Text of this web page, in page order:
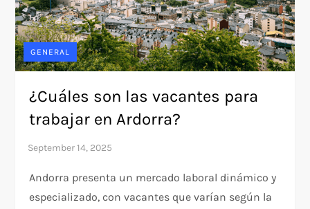
GENERAL
¿Cuáles son las vacantes para
trabajar en Ardorra?
Andorra presenta un mercado laboral dinámico y
especializado, con vacantes que varían según la